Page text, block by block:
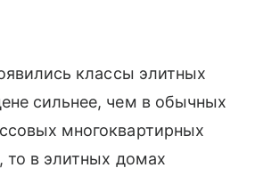
классы элитных
сильнее, чем в обычных
многоквартирных
в элитных домах